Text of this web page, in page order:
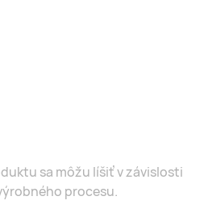
sa môžu líšiť v závislosti
procesu.